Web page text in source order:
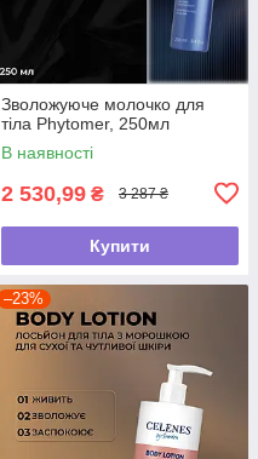
Зволожуюче молочко для
тіла Phytomer, 250мл
В наявності
2 530,99 ₴ 3 287 ₴
Купити
–23%